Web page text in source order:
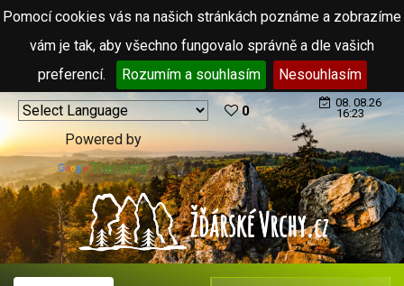
Pomocí cookies vás na našich stránkách poznáme a zobrazíme
vám je tak, aby všechno fungovalo správně a dle vašich
preferencí.
Rozumím a souhlasím Nesouhlasím
Powered by
Translate
0
08. 08.26
16:23